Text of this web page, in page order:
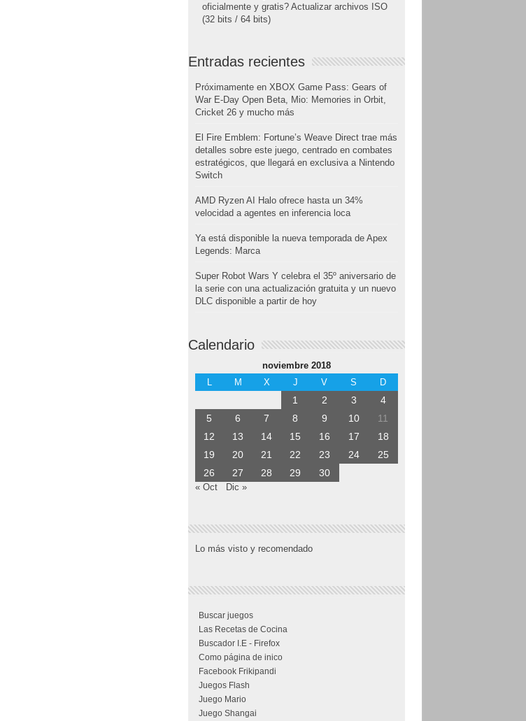
oficialmente y gratis? Actualizar archivos ISO
(32 bits / 64 bits)
Entradas recientes
Próximamente en XBOX Game Pass: Gears of
War E-Day Open Beta, Mio: Memories in Orbit,
Cricket 26 y mucho más
El Fire Emblem: Fortune’s Weave Direct trae más
detalles sobre este juego, centrado en combates
estratégicos, que llegará en exclusiva a Nintendo
Switch
AMD Ryzen AI Halo ofrece hasta un 34%
velocidad a agentes en inferencia loca
Ya está disponible la nueva temporada de Apex
Legends: Marca
Super Robot Wars Y celebra el 35º aniversario de
la serie con una actualización gratuita y un nuevo
DLC disponible a partir de hoy
Calendario
noviembre 2018
L
M X J V S D
1 2 3
4
5
6 7 8 9 10
11
12
13 14 15 16 17
18
19
20 21 22 23 24
25
26
27 28 29 30
« Oct Dic »
Lo más visto y recomendado
Buscar juegos
Las Recetas de Cocina
Buscador I.E - Firefox
Como página de inico
Facebook Frikipandi
Juegos Flash
Juego Mario
Juego Shangai